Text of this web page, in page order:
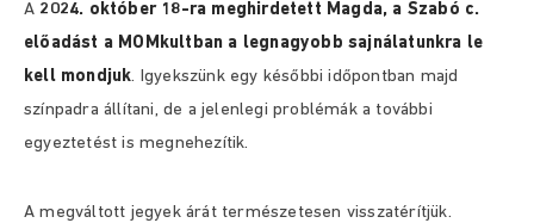
A 2024. október 18-ra meghirdetett Magda, a Szabó c.
előadást a MOMkultban a legnagyobb sajnálatunkra le
kell mondjuk. Igyekszünk egy későbbi időpontban majd
színpadra állítani, de a jelenlegi problémák a további
egyeztetést is megnehezítik.
A megváltott jegyek árát természetesen visszatérítjük.